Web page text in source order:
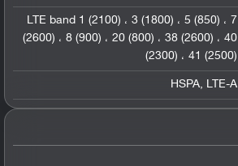
LTE band 1 (2100) ، 3 (1800) ، 5 (850) ، 7
(2600) ، 8 (900) ، 20 (800) ، 38 (2600) ، 40
(2300) ، 41 (2500)
HSPA, LTE-A